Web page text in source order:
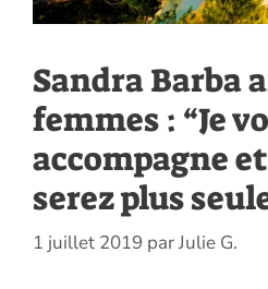
Sandra Barba
femmes : “Je
accompagne
serez plus
1 juillet 2019 parJulie G.